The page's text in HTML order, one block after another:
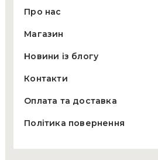
Про нас
Магазин
Новини із блогу
Контакти
Оплата та доставка
Політика повернення